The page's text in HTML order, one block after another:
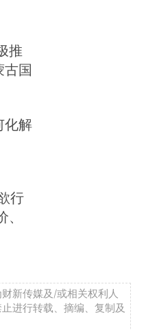
推
古国
化解
行
新传媒及/或相关权利人
进行转载、摘编、复制及